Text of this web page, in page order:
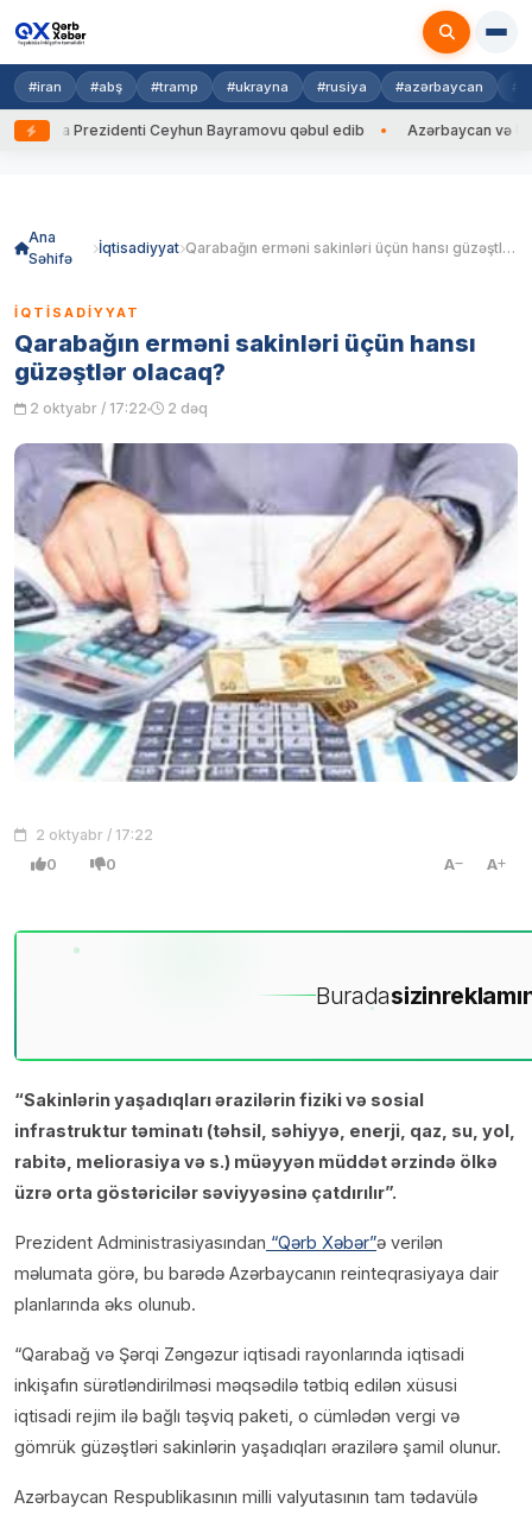
#iran #abş #tramp #ukrayna #rusiya #azərbaycan
Prezidenti Ceyhun Bayramovu qəbul edib Azərbaycan və
Ana
Səhifə
İqtisadiyyat Qarabağın erməni sakinləri üçün hansı güzəştlər olacaq?
İQTISADIYYAT
Qarabağın erməni sakinləri üçün hansı
güzəştlər olacaq?
2 oktyabr / 17:22 2 dəq
2 oktyabr / 17:22
0 0 A A
Buradasizin
“Sakinlərin yaşadıqları ərazilərin fiziki və sosial
infrastruktur təminatı (təhsil, səhiyyə, enerji, qaz, su, yol,
rabitə, meliorasiya və s.) müəyyən müddət ərzində ölkə
üzrə orta göstəricilər səviyyəsinə çatdırılır”.
Prezident Administrasiyasından “Qərb Xəbər”ə verilən
məlumata görə, bu barədə Azərbaycanın reinteqrasiyaya dair
planlarında əks olunub.
“Qarabağ və Şərqi Zəngəzur iqtisadi rayonlarında iqtisadi
inkişafın sürətləndirilməsi məqsədilə tətbiq edilən xüsusi
iqtisadi rejim ilə bağlı təşviq paketi, o cümlədən vergi və
gömrük güzəştləri sakinlərin yaşadıqları ərazilərə şamil olunur.
Azərbaycan Respublikasının milli valyutasının tam tədavülə